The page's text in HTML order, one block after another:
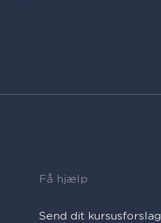
Få hjælp
Send dit kursusforslag